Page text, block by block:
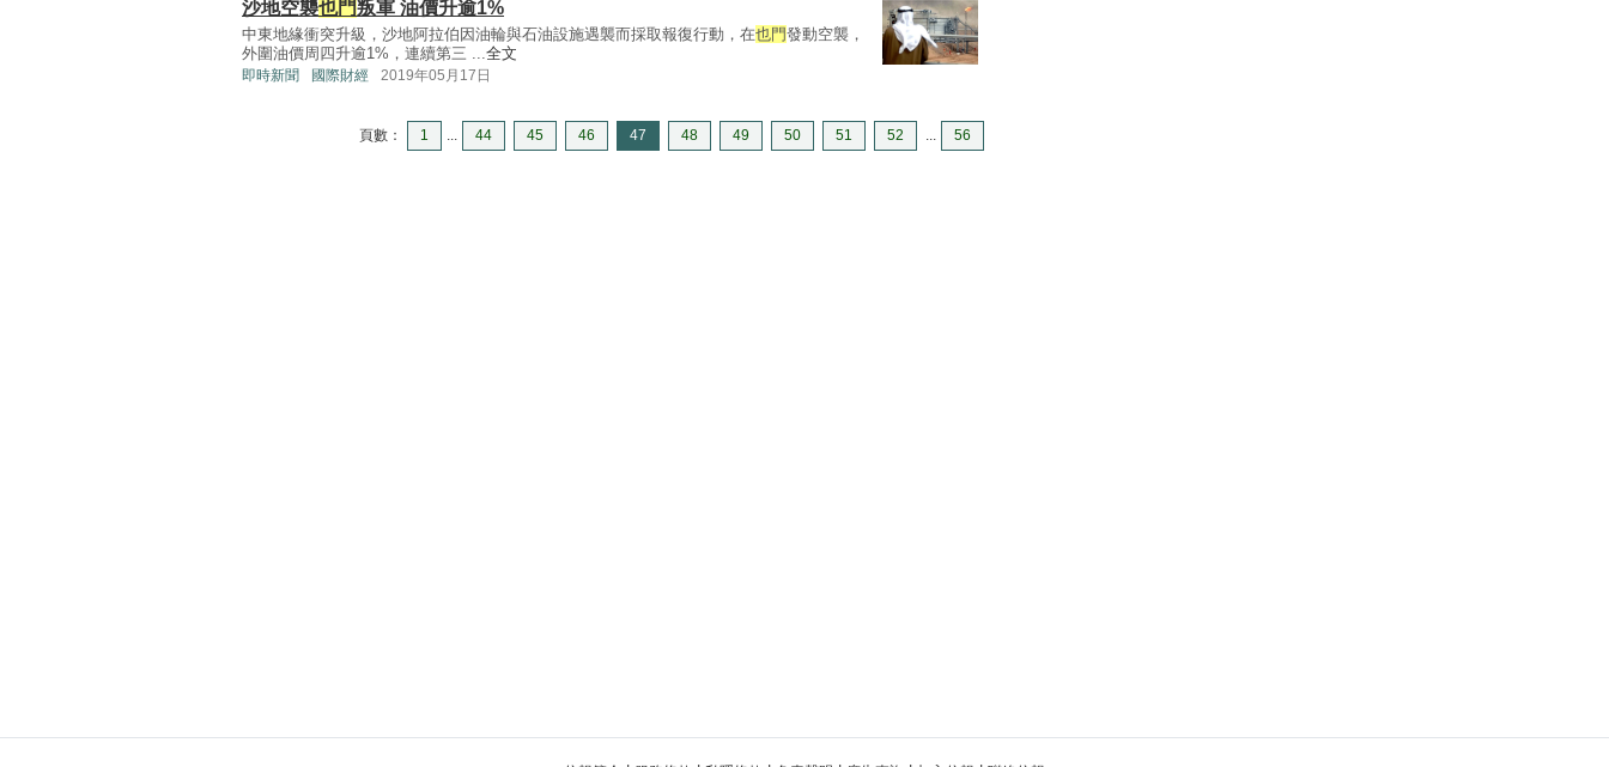
沙地空襲也門叛軍 油價升逾1%
中東地緣衝突升級，沙地阿拉伯因油輪與石油設施遇襲而採取報復行動，在也門發動空襲，
外圍油價周四升逾1%，連續第三 ...全文
即時新聞 國際財經 2019年05月17日
頁數： 1 ... 44 45 46 47 48 49 50 51 52 ... 56